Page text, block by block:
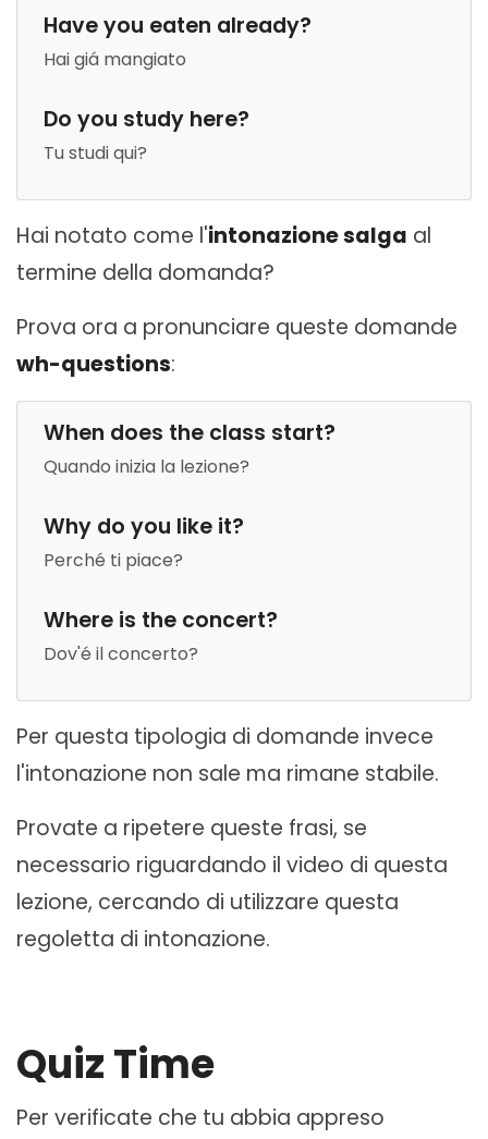
Have you eaten already?
Hai giá mangiato
Do you study here?
Tu studi qui?
Hai notato come l'intonazione salga al
termine della domanda?
Prova ora a pronunciare queste domande
wh-questions:
When does the class start?
Quando inizia la lezione?
Why do you like it?
Perché ti piace?
Where is the concert?
Dov'é il concerto?
Per questa tipologia di domande invece
l'intonazione non sale ma rimane stabile.
Provate a ripetere queste frasi, se
necessario riguardando il video di questa
lezione, cercando di utilizzare questa
regoletta di intonazione.
Quiz Time
Per verificate che tu abbia appreso